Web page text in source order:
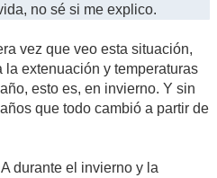
no sé si me explico.
vez que veo esta situación,
extenuación y temperaturas
esto es, en invierno. Y sin
que todo cambió a partir de
durante el invierno y la